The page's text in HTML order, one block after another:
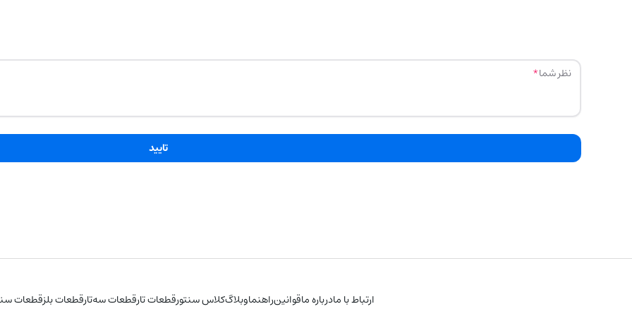
نظر شما
تایید
ارتباط با مادرباره ماقوانینراهنماوبلاگکلاس سنتورقطعات تارقطعات سه‌تارقطعات بلزقطعات